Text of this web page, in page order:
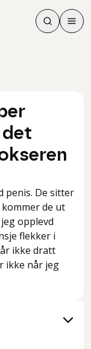
Søk
Søk
Meny
det
penis. De sitter
de ut
opplevd
flekker i
ikke dratt
ikke når jeg